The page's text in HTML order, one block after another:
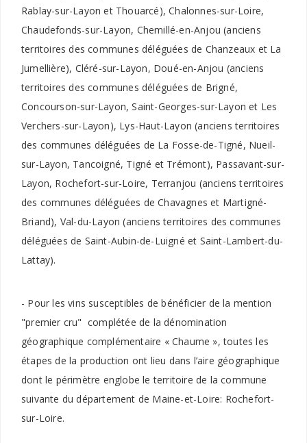
Rablay-sur-Layon et Thouarcé), Chalonnes-sur-Loire,
Chaudefonds-sur-Layon, Chemillé-en-Anjou (anciens
territoires des communes déléguées de Chanzeaux et La
Jumellière), Cléré-sur-Layon, Doué-en-Anjou (anciens
territoires des communes déléguées de Brigné,
Concourson-sur-Layon, Saint-Georges-sur-Layon et Les
Verchers-sur-Layon), Lys-Haut-Layon (anciens territoires
des communes déléguées de La Fosse-de-Tigné, Nueil-
sur-Layon, Tancoigné, Tigné et Trémont), Passavant-sur-
Layon, Rochefort-sur-Loire, Terranjou (anciens territoires
des communes déléguées de Chavagnes et Martigné-
Briand), Val-du-Layon (anciens territoires des communes
déléguées de Saint-Aubin-de-Luigné et Saint-Lambert-du-
Lattay).
- Pour les vins susceptibles de bénéficier de la mention
"premier cru" complétée de la dénomination
géographique complémentaire « Chaume », toutes les
étapes de la production ont lieu dans l’aire géographique
dont le périmètre englobe le territoire de la commune
suivante du département de Maine-et-Loire: Rochefort-
sur-Loire.